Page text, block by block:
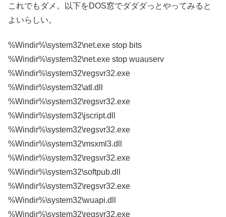
これでもダメ。以下をDOS窓でダダダっとやってみると
よいらしい。
%Windir%\system32\net.exe stop bits
%Windir%\system32\net.exe stop wuauserv
%Windir%\system32\regsvr32.exe
%Windir%\system32\atl.dll
%Windir%\system32\regsvr32.exe
%Windir%\system32\jscript.dll
%Windir%\system32\regsvr32.exe
%Windir%\system32\msxml3.dll
%Windir%\system32\regsvr32.exe
%Windir%\system32\softpub.dll
%Windir%\system32\regsvr32.exe
%Windir%\system32\wuapi.dll
%Windir%\system32\regsvr32.exe